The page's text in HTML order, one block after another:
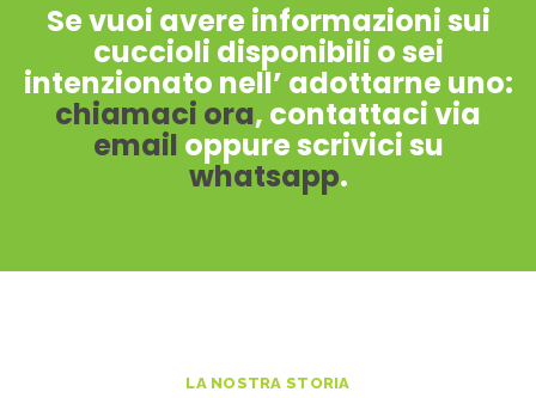
Se vuoi avere informazioni sui
cuccioli disponibili o sei
intenzionato nell’ adottarne uno:
chiamaci ora, contattaci via
email oppure scrivici su
whatsapp.
LA NOSTRA STORIA